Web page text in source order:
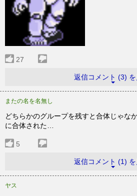
27
返信コメント (3) を
またの名を名無し
どちらかのグループを残すと合体じゃな
に合体された…
5
返信コメント (1) を
ヤス